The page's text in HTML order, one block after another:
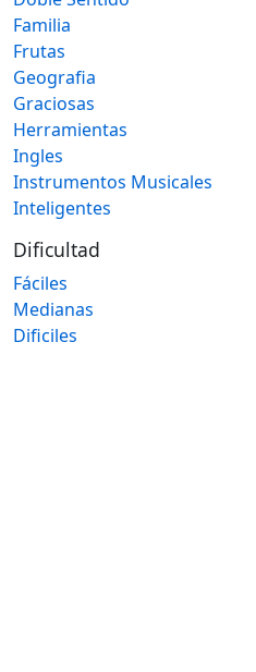
Familia
Frutas
Geografia
Graciosas
Herramientas
Ingles
Instrumentos Musicales
Inteligentes
Dificultad
Fáciles
Medianas
Dificiles